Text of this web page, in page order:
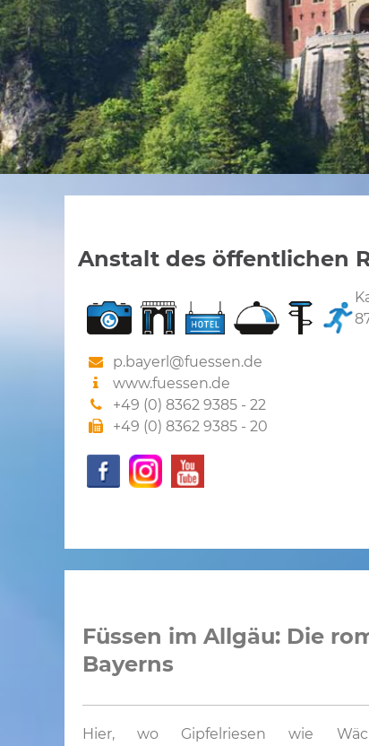
Anstalt des öffentlichen
p.bayerl@fuessen.de
www.fuessen.de
+49 (0) 8362 9385 - 22
+49 (0) 8362 9385 - 20
Füssen im Allgäu: Die
Bayerns
Hier, wo Gipfelriesen wie